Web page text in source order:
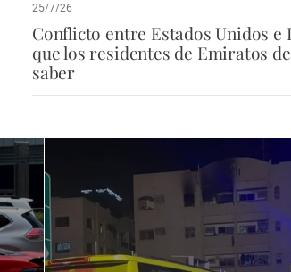
25/7/26
Conflicto entre Estados Unidos e
que los residentes de Emiratos
saber